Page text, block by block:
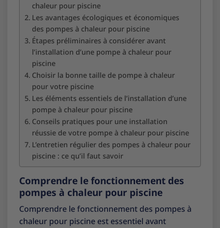
chaleur pour piscine
Les avantages écologiques et économiques
des pompes à chaleur pour piscine
Étapes préliminaires à considérer avant
l’installation d’une pompe à chaleur pour
piscine
Choisir la bonne taille de pompe à chaleur
pour votre piscine
Les éléments essentiels de l’installation d’une
pompe à chaleur pour piscine
Conseils pratiques pour une installation
réussie de votre pompe à chaleur pour piscine
L’entretien régulier des pompes à chaleur pour
piscine : ce qu’il faut savoir
Comprendre le fonctionnement des
pompes à chaleur pour piscine
Comprendre le fonctionnement des pompes à
chaleur pour piscine est essentiel avant